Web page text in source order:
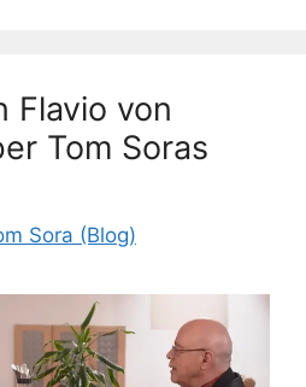
Flavio von
Tom Soras
Sora (Blog)